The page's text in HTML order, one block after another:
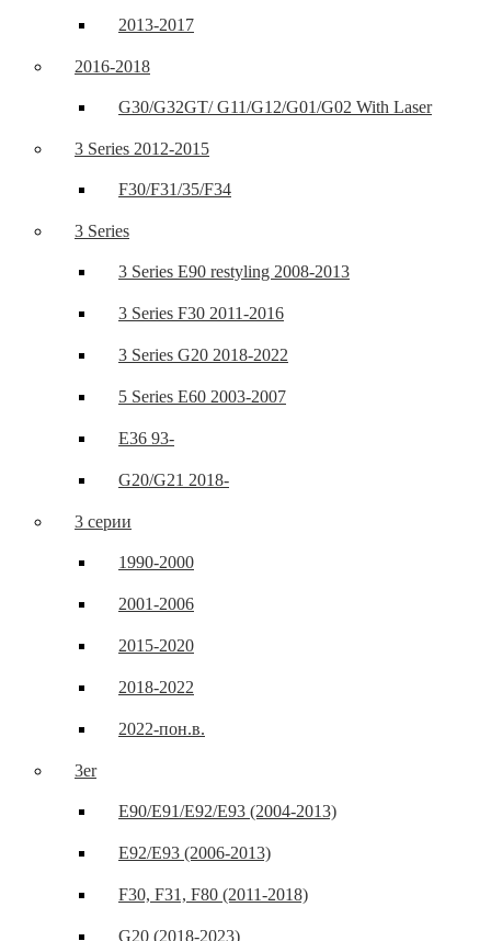
2013-2017
2016-2018
G30/G32GT/ G11/G12/G01/G02 With Laser
3 Series 2012-2015
F30/F31/35/F34
3 Series
3 Series E90 restyling 2008-2013
3 Series F30 2011-2016
3 Series G20 2018-2022
5 Series E60 2003-2007
E36 93-
G20/G21 2018-
3 серии
1990-2000
2001-2006
2015-2020
2018-2022
2022-пон.в.
3er
E90/E91/E92/E93 (2004-2013)
E92/E93 (2006-2013)
F30, F31, F80 (2011-2018)
G20 (2018-2023)